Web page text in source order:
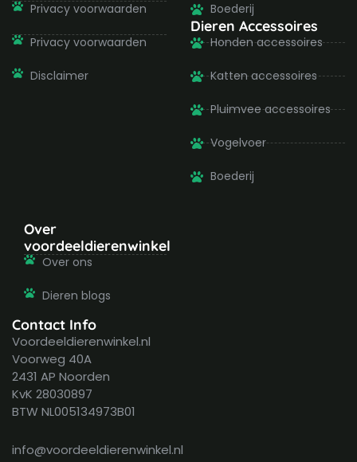
Privacy voorwaarden
Privacy voorwaarden
Disclaimer
Boederij
Dieren Accessoires
Honden accessoires
Katten accessoires
Pluimvee accessoires
Vogelvoer
Boederij
Over
voordeeldierenwinkel
Over ons
Dieren blogs
Contact Info
Voordeeldierenwinkel.nl
Voorweg 40A
2431 AP Noorden
KvK 28030897
BTW NL005134973B01
info@voordeeldierenwinkel.nl